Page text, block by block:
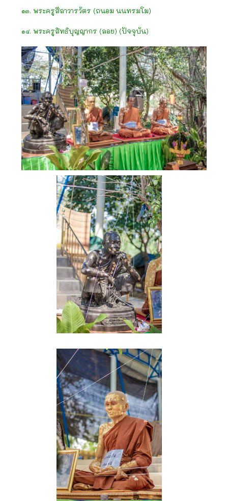
๑๓. พระครูสีลาวารวัตร (ถนอม นนทรมโม)
๑๔. พระครูสิทธิบุญญากร (ลอย) (ปัจจุบัน)